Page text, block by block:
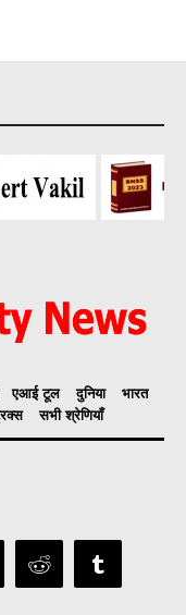
एआई टूल दुनिया
भारत
सभी श्रेणियाँ